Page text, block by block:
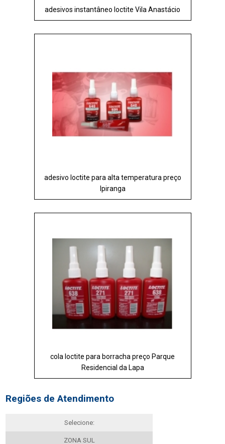
adesivos instantâneo loctite Vila Anastácio
adesivo loctite para alta temperatura preço
Ipiranga
cola loctite para borracha preço Parque
Residencial da Lapa
Regiões de Atendimento
Selecione:
ZONA SUL